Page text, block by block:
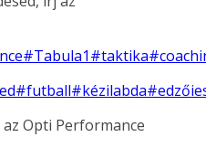
#Tabula1#taktika
#futball#kézilabda
Opti Performance